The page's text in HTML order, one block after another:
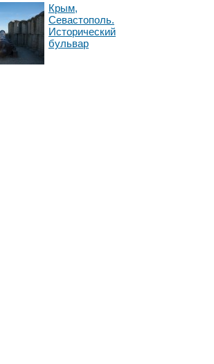
Крым,
Севастополь.
Исторический
бульвар